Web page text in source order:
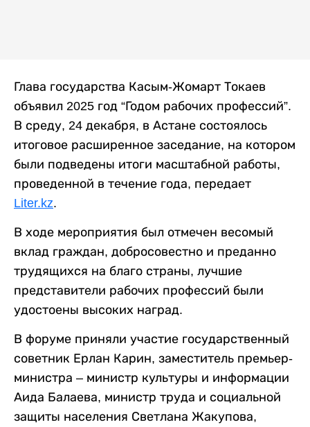
Глава государства Касым-Жомарт Токаев
объявил 2025 год “Годом рабочих профессий”.
В среду, 24 декабря, в Астане состоялось
итоговое расширенное заседание, на котором
были подведены итоги масштабной работы,
проведенной в течение года, передает
Liter.kz.
В ходе мероприятия был отмечен весомый
вклад граждан, добросовестно и преданно
трудящихся на благо страны, лучшие
представители рабочих профессий были
удостоены высоких наград.
В форуме приняли участие государственный
советник Ерлан Карин, заместитель премьер-
министра – министр культуры и информации
Аида Балаева, министр труда и социальной
защиты населения Светлана Жакупова,